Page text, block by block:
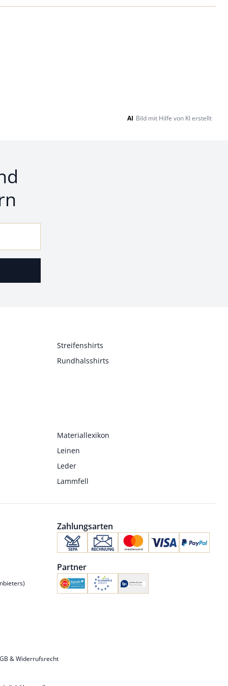
AI Bild mit Hilfe von KI erstellt
Streifenshirts
Rundhalsshirts
Materiallexikon
Leinen
Leder
Lammfell
Zahlungsarten
Partner
& Widerrufsrecht